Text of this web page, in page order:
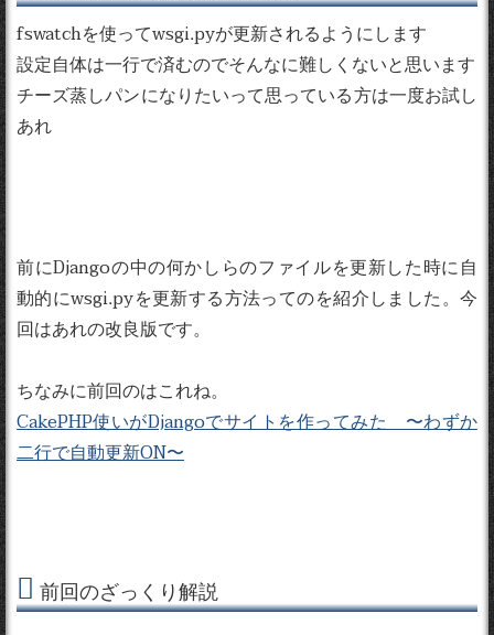
fswatchを使ってwsgi.pyが更新されるようにします
設定自体は一行で済むのでそんなに難しくないと思います
チーズ蒸しパンになりたいって思っている方は一度お試し
あれ
前にDjangoの中の何かしらのファイルを更新した時に自
動的にwsgi.pyを更新する方法ってのを紹介しました。今
回はあれの改良版です。
ちなみに前回のはこれね。
CakePHP使いがDjangoでサイトを作ってみた 〜わずか
二行で自動更新ON〜
前回のざっくり解説